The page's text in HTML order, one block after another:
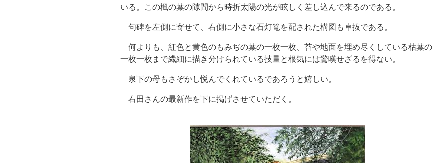
いる。この楓の葉の隙間から時折太陽の光が眩しく差し込んで来るのである。
句碑を左側に寄せて、右側に小さな石灯篭を配された構図も卓抜である。
何よりも、紅色と黄色のもみぢの葉の一枚一枚、苔や地面を埋め尽くしている枯葉の
一枚一枚まで繊細に描き分けられている技量と根気には驚嘆せざるを得ない。
泉下の母もさぞかし悦んでくれているであろうと嬉しい。
右田さんの最新作を下に掲げさせていただく。